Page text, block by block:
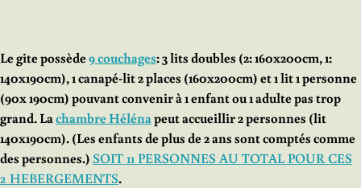
Le gite possède9 couchages: 3 lits doubles (2: 160x200cm, 1:
140x190cm), 1 canapé-lit 2 places (160x200cm) et 1 lit 1 personne
(90x 190cm) pouvant convenir à 1 enfant ou 1 adulte pas trop
grand. Lachambre Hélénapeut accueillir 2 personnes (lit
140x190cm). (Les enfants de plus de 2 ans sont comptés comme
des personnes.)SOIT 11 PERSONNES AU TOTAL POUR CES
2 HEBERGEMENTS.